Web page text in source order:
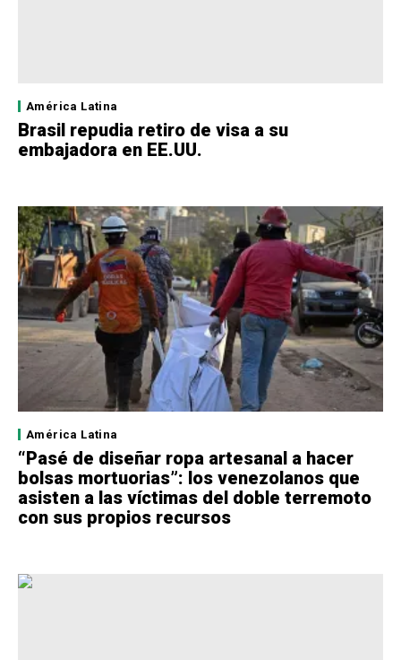
América Latina
Brasil repudia retiro de visa a su
embajadora en EE.UU.
América Latina
“Pasé de diseñar ropa artesanal a hacer
bolsas mortuorias”: los venezolanos que
asisten a las víctimas del doble terremoto
con sus propios recursos